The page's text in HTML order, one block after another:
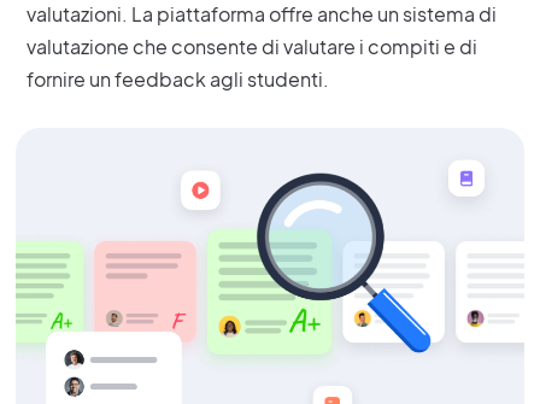
valutazioni. La piattaforma offre anche un sistema di
valutazione che consente di valutare i compiti e di
fornire un feedback agli studenti.